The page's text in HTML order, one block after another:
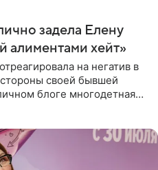
задела Елену
алиментами хейт»
на негатив в
своей бывшей
блоге многодетная